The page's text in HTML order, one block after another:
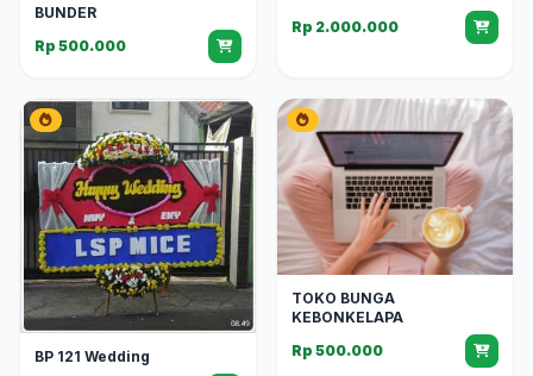
BUNDER
Rp 500.000
Rp 2.000.000
BP 121 Wedding
TOKO BUNGA
KEBONKELAPA
Rp 500.000